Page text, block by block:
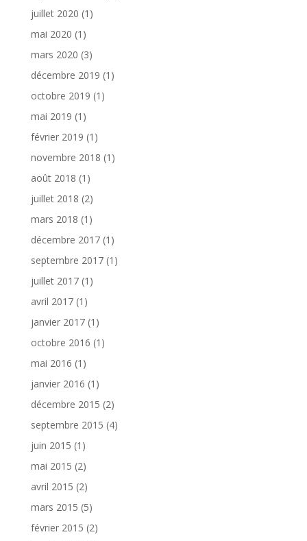
juillet 2020 (1)
mai 2020 (1)
mars 2020 (3)
décembre 2019 (1)
octobre 2019 (1)
mai 2019 (1)
février 2019 (1)
novembre 2018 (1)
août 2018 (1)
juillet 2018 (2)
mars 2018 (1)
décembre 2017(1)
septembre 2017(1)
juillet 2017(1)
avril 2017(1)
janvier 2017(1)
octobre 2016 (1)
mai 2016 (1)
janvier 2016 (1)
décembre 2015 (2)
septembre 2015 (4)
juin 2015 (1)
mai 2015 (2)
avril 2015 (2)
mars 2015 (5)
février 2015 (2)